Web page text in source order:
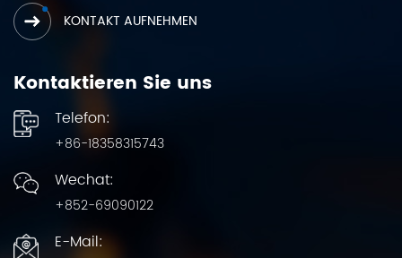
KONTAKT AUFNEHMEN
Kontaktieren Sie uns
Telefon:
+86-18358315743
Wechat:
+852-69090122
E-Mail: